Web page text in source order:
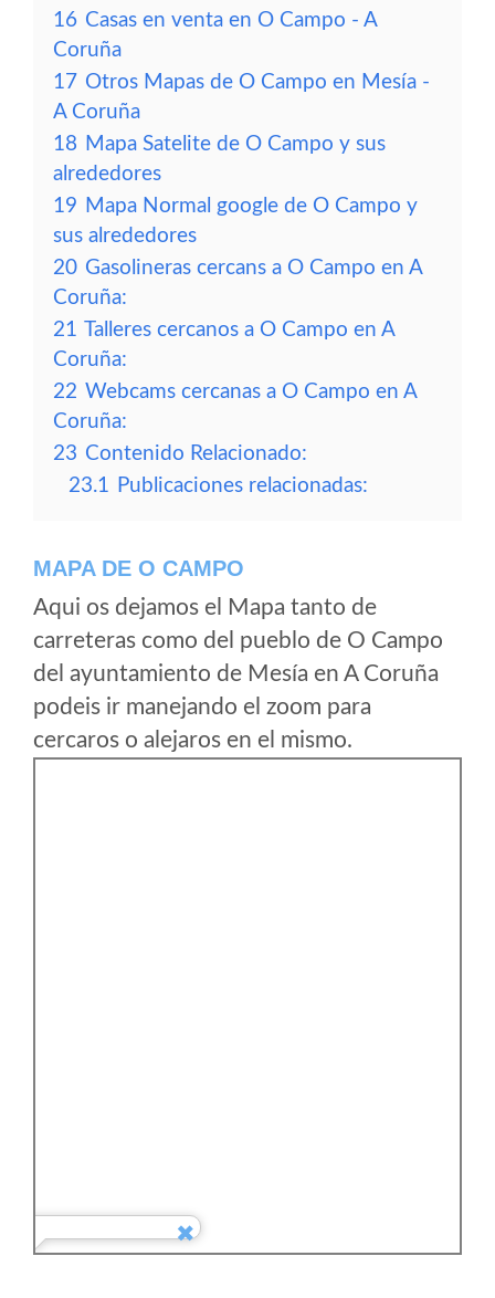
16 Casas en venta en O Campo - A
Coruña
17 Otros Mapas de O Campo en Mesía -
A Coruña
18 Mapa Satelite de O Campo y sus
alrededores
19 Mapa Normal google de O Campo y
sus alrededores
20 Gasolineras cercans a O Campo en A
Coruña:
21 Talleres cercanos a O Campo en A
Coruña:
22 Webcams cercanas a O Campo en A
Coruña:
23 Contenido Relacionado:
23.1 Publicaciones relacionadas:
MAPA DE O CAMPO
Aqui os dejamos el Mapa tanto de
carreteras como del pueblo de O Campo
del ayuntamiento de Mesía en A Coruña
podeis ir manejando el zoom para
cercaros o alejaros en el mismo.